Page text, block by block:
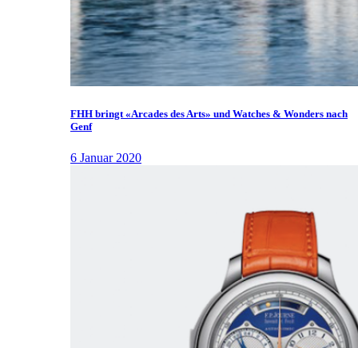
FHH bringt «Arcades des Arts» und Watches & Wonders nach
Genf
6 Januar 2020